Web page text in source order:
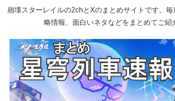
崩壊スターレイルの2chとXのまとめサイトです。
略情報、面白いネタなどをまとめてご紹